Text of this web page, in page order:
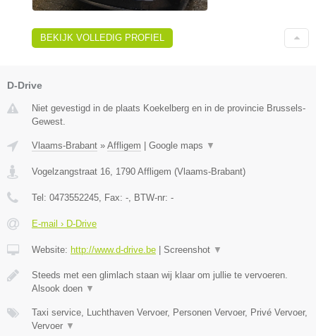
BEKIJK VOLLEDIG PROFIEL
D-Drive
Niet gevestigd in de plaats Koekelberg en in de provincie Brussels-
Gewest.
Vlaams-Brabant » Affligem | Google maps ▼
Vogelzangstraat 16 1790 Affligem (Vlaams-Brabant)
Tel: 0473552245 , Fax: - , BTW-nr: -
E-mail › D-Drive
Website: http://www.d-drive.be | Screenshot ▼
Steeds met een glimlach staan wij klaar om jullie te vervoeren.
Alsook doen ▼
Taxi service, Luchthaven Vervoer, Personen Vervoer, Privé Vervoer,
Vervoer ▼